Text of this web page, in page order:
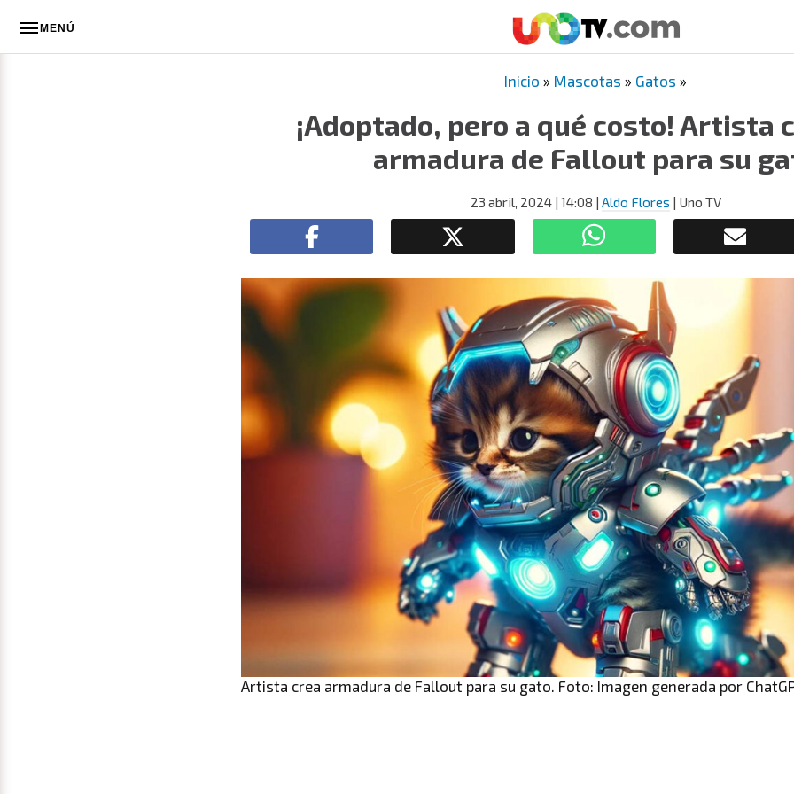
MENÚ
Inicio » Mascotas » Gatos »
¡Adoptado, pero a qué costo! Artista
armadura de Fallout para su
23 abril, 2024| 14:08 | Aldo Flores | Uno TV
Artista crea armadura de Fallout para su gato. Foto: Imagen generada por